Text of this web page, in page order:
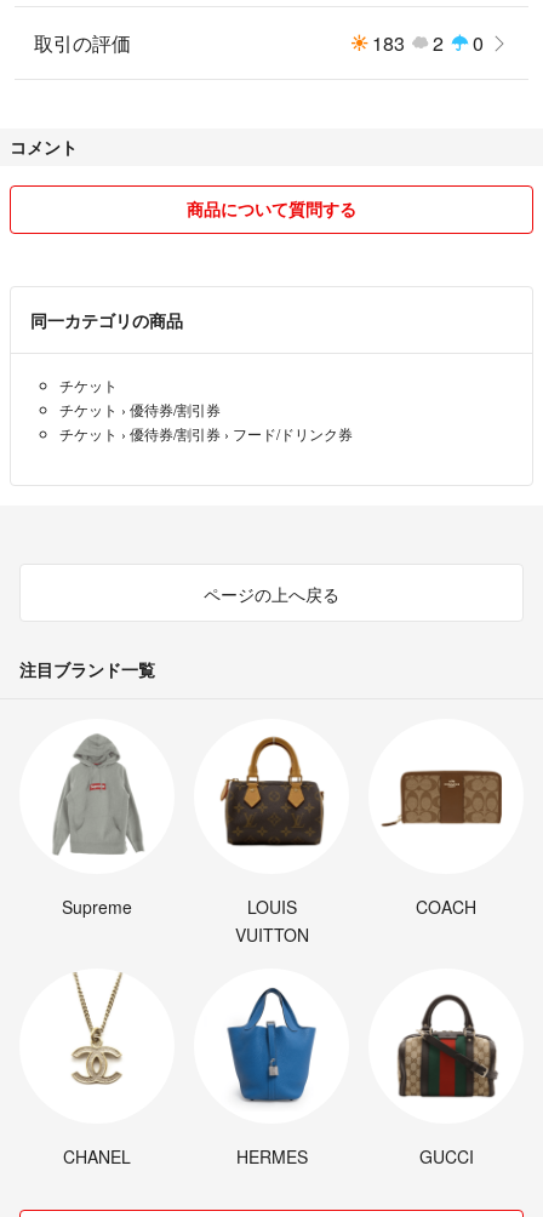
取引の評価 183 2 0
コメント
商品について質問する
同一カテゴリの商品
チケット
チケット › 優待券/割引券
チケット › 優待券/割引券 › フード/ドリンク券
ページの上へ戻る
注目ブランド一覧
Supreme
LOUIS
VUITTON
COACH
CHANEL HERMES GUCCI